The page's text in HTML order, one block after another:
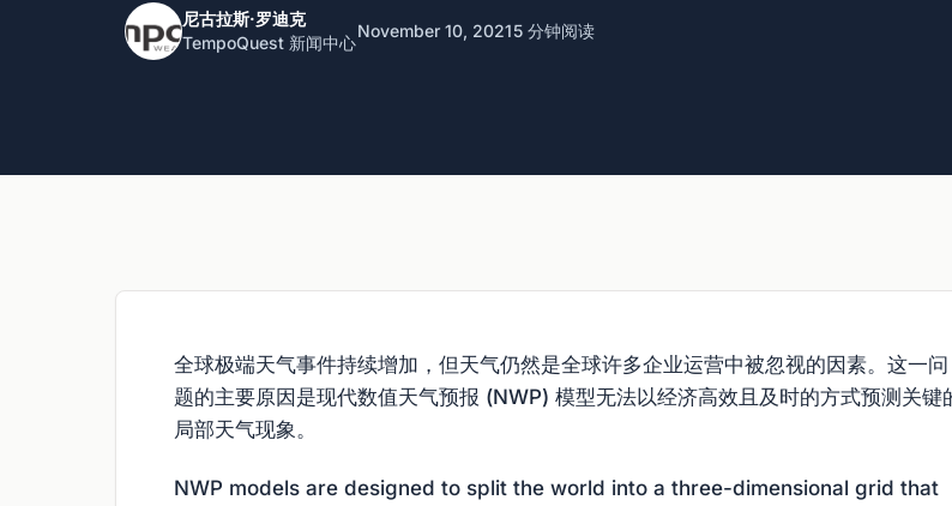
尼古拉斯·罗迪克
TempoQuest 新闻中心
November 10, 20215 分钟阅读
全球极端天气事件持续增加，但天气仍然是全球许多企业运营中被忽视的因素。这一问
题的主要原因是现代数值天气预报 (NWP) 模型无法以经济高效且及时的方式预测关键
局部天气现象。
NWP models are designed to split the world into a three-dimensional grid that